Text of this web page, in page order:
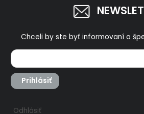
Chceli by ste byť informovaní o
Prihlásiť
Odhlásiť